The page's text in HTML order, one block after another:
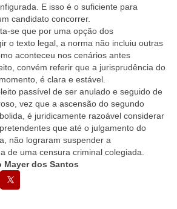
E isso é o suficiente para
candidato concorrer.
se que por uma opção dos
o texto legal, a norma não incluiu outras
aconteceu nos cenários antes
convém referir que a jurisprudência do
é clara e estável.
passível de ser anulado e seguido de
vez que a ascensão do segundo
é juridicamente razoável considerar
que até o julgamento do
não lograram suspender a
de uma censura criminal colegiada.
Mayer dos Santos